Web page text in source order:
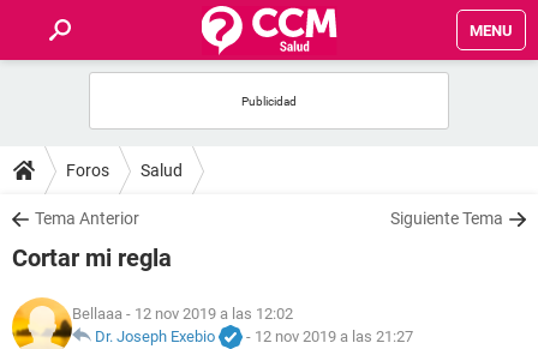
MENU
FOROS
SALUD
NUTRICIÓN
Foros Salud
Tema Anterior Siguiente Tema
Cortar mi regla
Bellaaa - 12 nov 2019 a las 12:02
Dr. Joseph Exebio
- 12 nov 2019 a las 21:27